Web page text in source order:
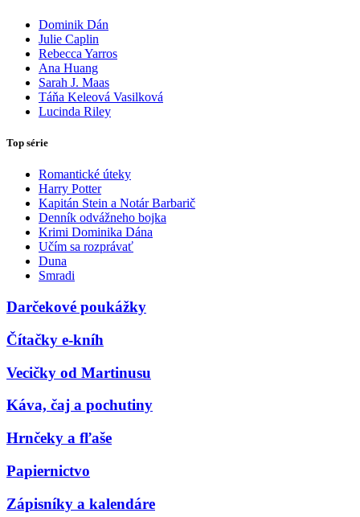
Dominik Dán
Julie Caplin
Rebecca Yarros
Ana Huang
Sarah J. Maas
Táňa Keleová Vasilková
Lucinda Riley
Top série
Romantické úteky
Harry Potter
Kapitán Stein a Notár Barbarič
Denník odvážneho bojka
Krimi Dominika Dána
Učím sa rozprávať
Duna
Smradi
Darčekové poukážky
Čítačky e-kníh
Vecičky od Martinusu
Káva, čaj a pochutiny
Hrnčeky a fľaše
Papiernictvo
Zápisníky a kalendáre